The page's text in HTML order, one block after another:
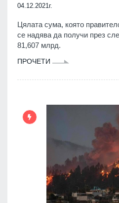
04.12.2021г.
Цялата сума, която
се надява да получи през
81,607 млрд.
ПРОЧЕТИ